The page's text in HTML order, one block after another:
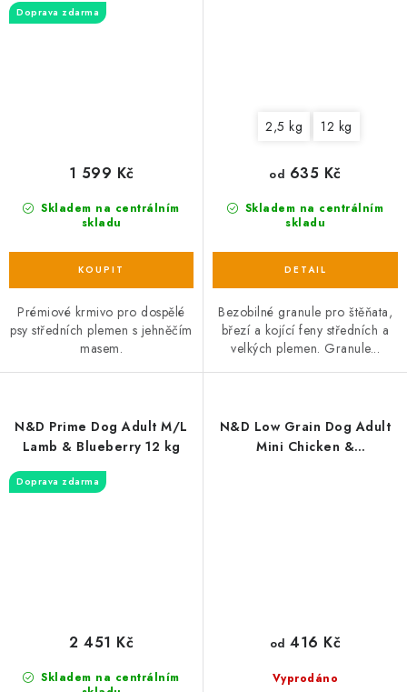
Doprava zdarma
Skladem na centrálním
skladu
1 599 Kč
Prémiové krmivo pro dospělé
psy středních plemen s jehněčím
masem.
2,5 kg 12 kg
Skladem na centrálním
skladu
od 635 Kč
Bezobilné granule pro štěňata,
březí a kojící feny středních a
velkých plemen. Granule...
N&D Prime Dog Adult M/L
Lamb & Blueberry 12 kg
Doprava zdarma
Skladem na centrálním
2 451 Kč
N&D Low Grain Dog Adult
Mini Chicken &
Vyprodáno
od 416 Kč